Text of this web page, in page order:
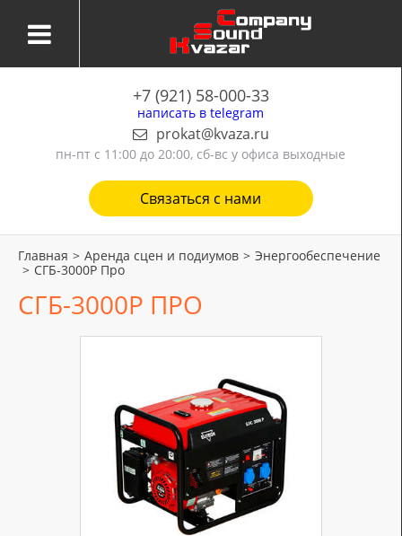
+7 (921) 58-000-33
написать в telegram
prokat@kvaza.ru
пн-пт с 11:00 до 20:00, сб-вс у офиса выходные
Связаться с нами
Главная > Аренда сцен и подиумов > Энергообеспечение
> СГБ-3000Р Про
СГБ-3000Р ПРО